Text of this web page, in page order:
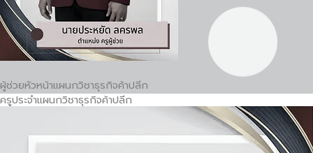
ผู้ช่วยหัวหน้าแผนกวิชาธุรกิจค้าปลีก
ครูประจำแผนกวิชาธุรกิจค้าปลีก